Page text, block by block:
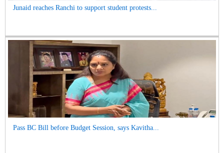
Junaid reaches Ranchi to support student protests...
Pass BC Bill before Budget Session, says Kavitha...